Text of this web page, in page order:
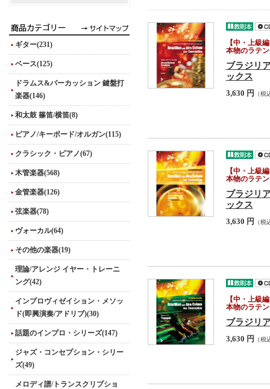
ギター(231)
ベース(125)
ドラムス&パーカッション 鍵盤打
楽器(146)
和太鼓 篠笛/横笛(8)
ピアノ/キーボード/オルガン(115)
クラシック・ピアノ(67)
木管楽器(568)
金管楽器(126)
弦楽器(78)
ヴォーカル(64)
その他の楽器(19)
理論/アレンジ イヤー・トレーニ
ング(42)
インプロヴィゼイション・メソッ
ド(即興演奏/アドリブ)(30)
話題のインプロ・シリーズ(147)
ジャズ・コンセプション・シリー
ズ(49)
メロディ譜/トランスクリプショ
【中・上級
本物のラテ
ブラジリ
ックス
3,630 円 （税
【中・上級
本物のラテ
ブラジリ
ックス
3,630 円 （税
【中・上級
本物のラテ
ブラジリ
3,630 円 （税